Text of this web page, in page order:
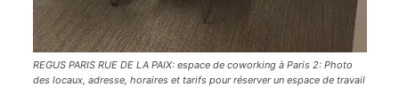
REGUS PARIS RUE DE LA PAIX: espace de coworking à Paris 2: Photo
des locaux, adresse, horaires et tarifs pour réserver un espace de travail